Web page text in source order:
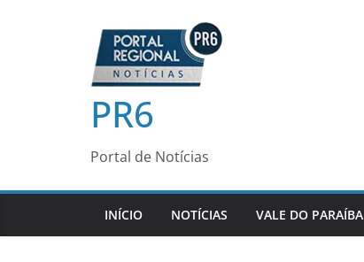
PR6
Portal de Notícias
INÍCIO NOTÍCIAS VALE DO PARAÍBA